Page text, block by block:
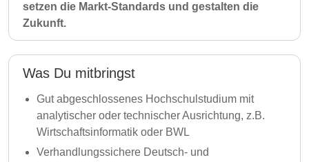
setzen die Markt-Standards und gestalten die
Zukunft.
Was Du mitbringst
Gut abgeschlossenes Hochschulstudium mit
analytischer oder technischer Ausrichtung, z.B.
Wirtschaftsinformatik oder BWL
Verhandlungssichere Deutsch- und